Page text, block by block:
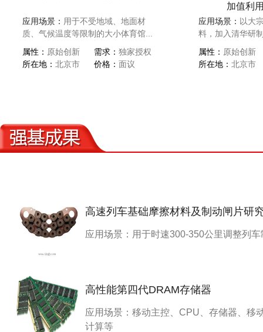
应用场景： 用于不受地域、地面材
质、气候温度等限制的大小体育馆...
属性： 原始创新
所在地： 北京市
需求： 独家授权
价格： 面议
加值利
应用场景： 以大
料，加入清华研
属性： 原始创新
所在地： 北京市
高速列车基础摩擦材料及制动闸片研
应用场景：用于时速300-350公里调整列
高性能第四代DRAM存储器
应用场景：移动主控、CPU、存储器、移
计算等